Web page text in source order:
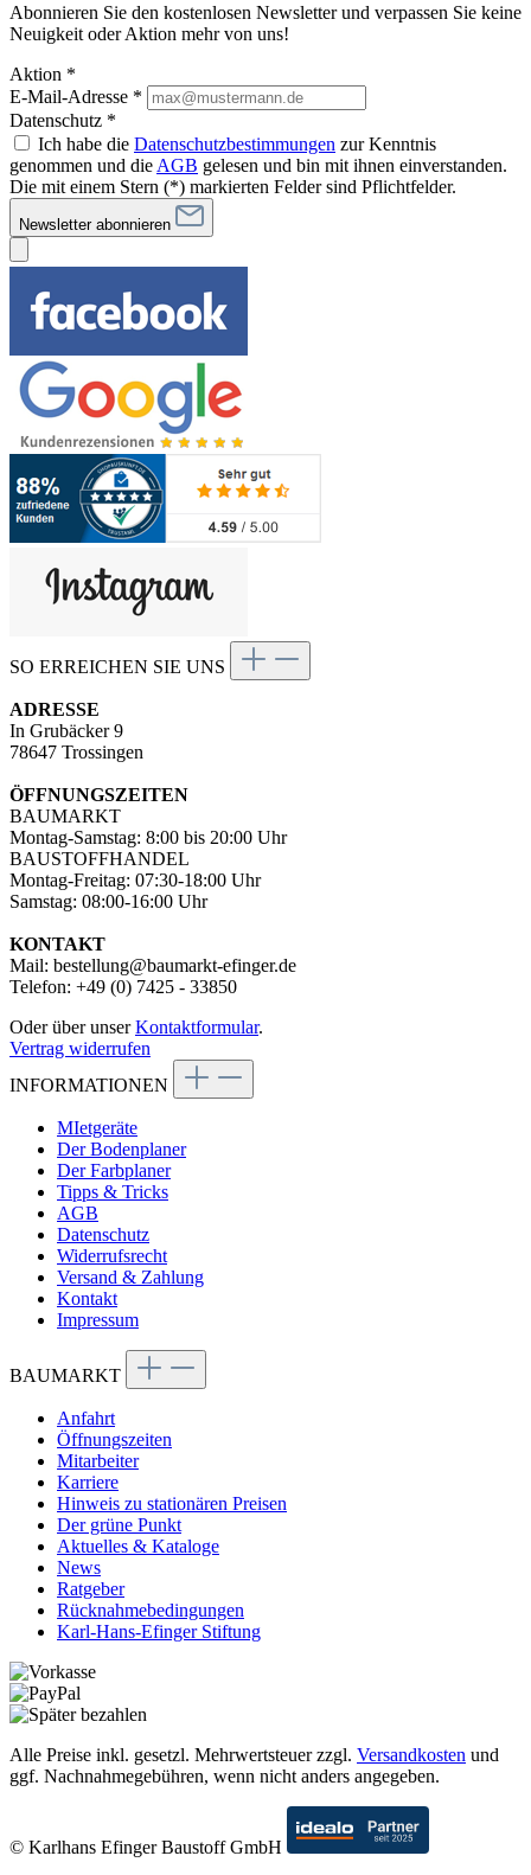
Abonnieren Sie den kostenlosen Newsletter und verpassen Sie keine
Neuigkeit oder Aktion mehr von uns!
Aktion *
E-Mail-Adresse *
Datenschutz *
Ich habe die Datenschutzbestimmungen zur Kenntnis
genommen und die AGB gelesen und bin mit ihnen einverstanden.
Die mit einem Stern (*) markierten Felder sind Pflichtfelder.
Newsletter abonnieren
SO ERREICHEN SIE UNS
ADRESSE
In Grubäcker 9
78647 Trossingen
ÖFFNUNGSZEITEN
BAUMARKT
Montag-Samstag: 8:00 bis 20:00 Uhr
BAUSTOFFHANDEL
Montag-Freitag: 07:30-18:00 Uhr
Samstag: 08:00-16:00 Uhr
KONTAKT
Mail: bestellung@baumarkt-efinger.de
Telefon: +49 (0) 7425 - 33850
Oder über unserKontaktformular.
Vertrag widerrufen
INFORMATIONEN
MIetgeräte
Der Bodenplaner
Der Farbplaner
Tipps & Tricks
AGB
Datenschutz
Widerrufsrecht
Versand & Zahlung
Kontakt
Impressum
BAUMARKT
Anfahrt
Öffnungszeiten
Mitarbeiter
Karriere
Hinweis zu stationären Preisen
Der grüne Punkt
Aktuelles & Kataloge
News
Ratgeber
Rücknahmebedingungen
Karl-Hans-Efinger Stiftung
Alle Preise inkl. gesetzl. Mehrwertsteuer zzgl. Versandkosten und
ggf. Nachnahmegebühren, wenn nicht anders angegeben.
© Karlhans Efinger Baustoff GmbH